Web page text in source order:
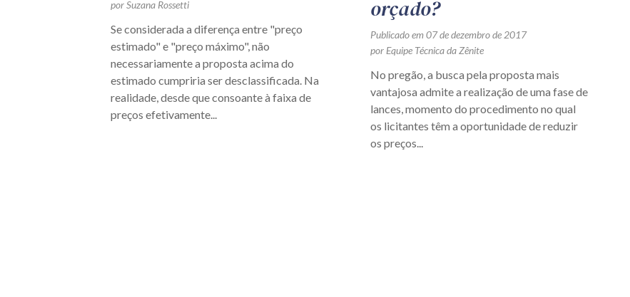
por Suzana Rossetti
Se considerada a diferença entre "preço
estimado" e "preço máximo", não
necessariamente a proposta acima do
estimado cumpriria ser desclassificada. Na
realidade, desde que consoante à faixa de
preços efetivamente...
orçado?
Publicado em 07 de dezembro de 2017
por Equipe Técnica da Zênite
No pregão, a busca pela proposta mais
vantajosa admite a realização de uma fase de
lances, momento do procedimento no qual
os licitantes têm a oportunidade de reduzir
os preços...